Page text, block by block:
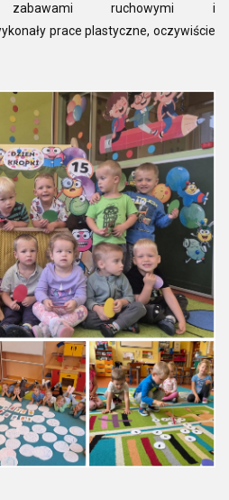
zabawami ruchowymi i
prace plastyczne, oczywiście